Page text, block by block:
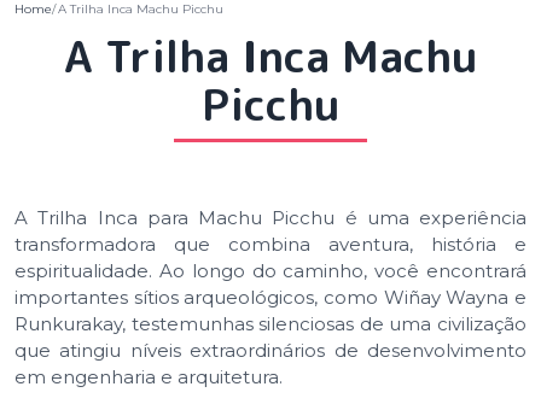
Home A Trilha Inca Machu Picchu
A Trilha Inca Machu
Picchu
A Trilha Inca para Machu Picchu é uma experiência
transformadora que combina aventura, história e
espiritualidade. Ao longo do caminho, você encontrará
importantes sítios arqueológicos, como Wiñay Wayna e
Runkurakay, testemunhas silenciosas de uma civilização
que atingiu níveis extraordinários de desenvolvimento
em engenharia e arquitetura.